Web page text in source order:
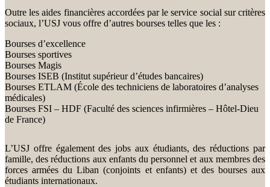
Outre les aides financières accordées par le service social sur critères
sociaux, l’USJ vous offre d’autres bourses telles que les :
Bourses d’excellence
Bourses sportives
Bourses Magis
Bourses ISEB (Institut supérieur d’études bancaires)
Bourses ETLAM (École des techniciens de laboratoires d’analyses
médicales)
Bourses FSI – HDF (Faculté des sciences infirmières – Hôtel-Dieu
de France)
L’USJ offre également des jobs aux étudiants, des réductions par
famille, des réductions aux enfants du personnel et aux membres des
forces armées du Liban (conjoints et enfants) et des bourses aux
étudiants internationaux.